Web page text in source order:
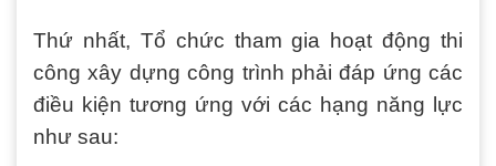
Thứ nhất, Tổ chức tham gia hoạt động thi
công xây dựng công trình phải đáp ứng các
điều kiện tương ứng với các hạng năng lực
như sau: